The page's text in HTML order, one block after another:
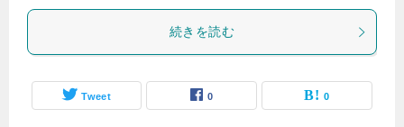
続きを読む
Tweet 0 0